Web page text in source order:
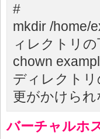
#
mkdir /home/
ィレクトリ
chown
ディレクト
更がかけられ
バーチャルホ